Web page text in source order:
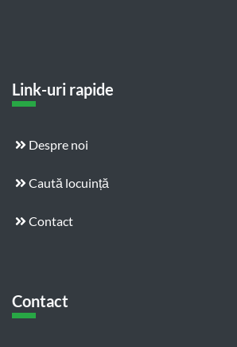
Link-uri rapide
Despre noi
Caută locuință
Contact
Contact